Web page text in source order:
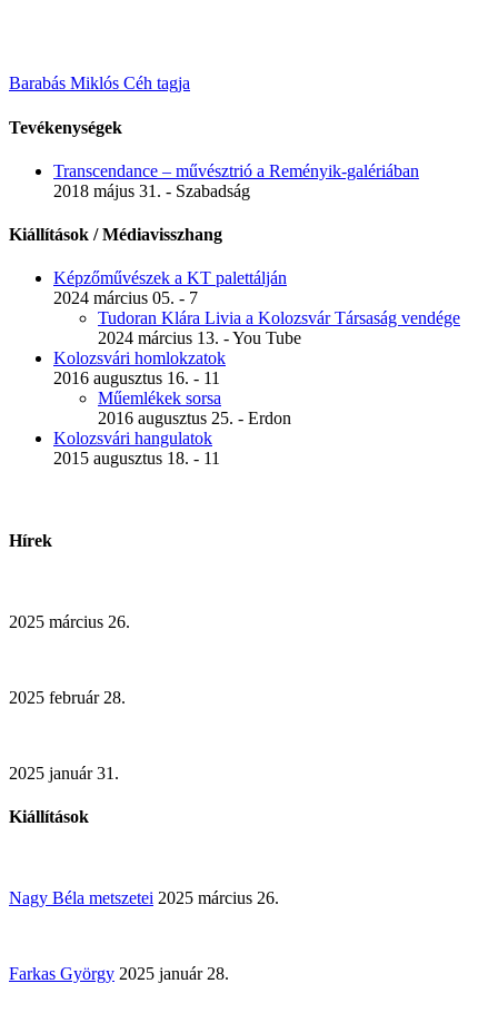
Barabás Miklós Céh tagja
Tevékenységek
Transcendance – művésztrió a Reményik-galériában
2018 május 31. - Szabadság
Kiállítások / Médiavisszhang
Képzőművészek a KT palettálján
2024 március 05. - 7
Tudoran Klára Livia a Kolozsvár Társaság vendége
2024 március 13. - You Tube
Kolozsvári homlokzatok
2016 augusztus 16. - 11
Műemlékek sorsa
2016 augusztus 25. - Erdon
Kolozsvári hangulatok
2015 augusztus 18. - 11
Hírek
2025 március 26.
2025 február 28.
2025 január 31.
Kiállítások
Nagy Béla metszetei 2025 március 26.
Farkas György 2025 január 28.